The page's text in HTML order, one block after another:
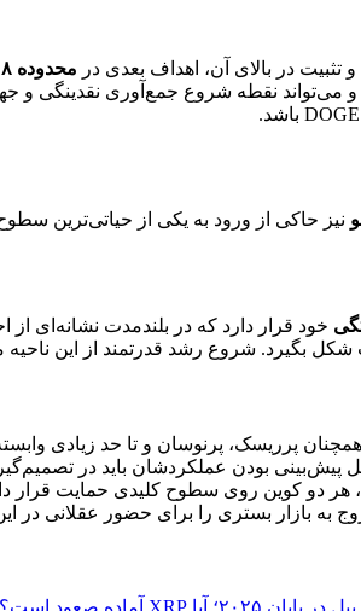
در بالای آن، اهداف بعدی در محدوده ۰.۱۸ دلار و ۰.۲۰ دلار
و می‌تواند نقطه شروع جمع‌آوری نقدینگی و
نیز حاکی از ورود به یکی از حیاتی‌ترین
خود قرار دارد که در بلندمدت نشانه‌ای
بگیرد. شروع رشد قدرتمند از این ناحیه
پرریسک، پرنوسان و تا حد زیادی
هر دو کوین روی سطوح کلیدی حمایت قرار
به بازار بستری را برای حضور عقلانی در